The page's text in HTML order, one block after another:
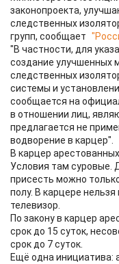
законопроекта,
следственных
групп, сообщает
"В частности, для
создание улучшенных
следственных
системы и
сообщается на
в отношении лиц,
предлагается не
водворение в карцер".
В карцер
Условия там суровые.
присесть можно
полу. В карцере
телевизор.
По закону в карцер
срок до 15 суток,
срок до 7 суток.
Ещё одна инициатива: